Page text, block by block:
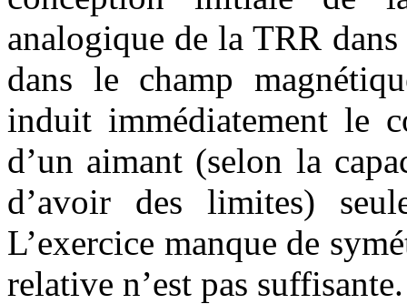
analogique de la TRR
dans le champ
induit immédiatement le
d’un aimant (selon la
d’avoir des limites)
L’exercice manque de
relative n’est pas suffisante.